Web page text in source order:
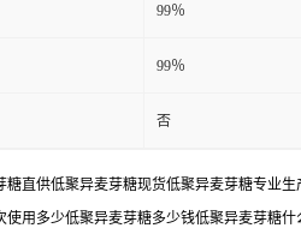
99％
99％
否
直供低聚异麦芽糖现货低聚异麦芽糖专业
用多少低聚异麦芽糖多少钱低聚异麦芽糖